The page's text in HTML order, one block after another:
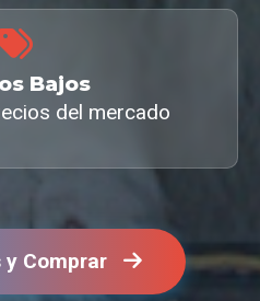
Bajos
del mercado
Comprar